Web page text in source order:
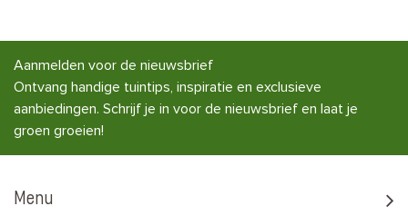
Aanmelden voor de nieuwsbrief
Ontvang handige tuintips, inspiratie en exclusieve
aanbiedingen. Schrijf je in voor de nieuwsbrief en laat je
groen groeien!
Menu